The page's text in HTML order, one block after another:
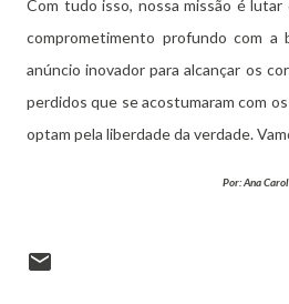
Com tudo isso, nossa missão é lutar
comprometimento profundo com a
anúncio inovador para alcançar os
perdidos que se acostumaram com
optam pela liberdade da verdade.
Por: Ana